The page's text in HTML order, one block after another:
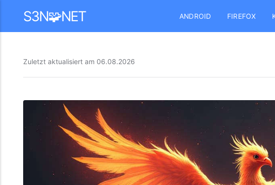
S3N🧩NET ANDROID FIREFOX
Zuletzt aktualisiert am 06.08.2026